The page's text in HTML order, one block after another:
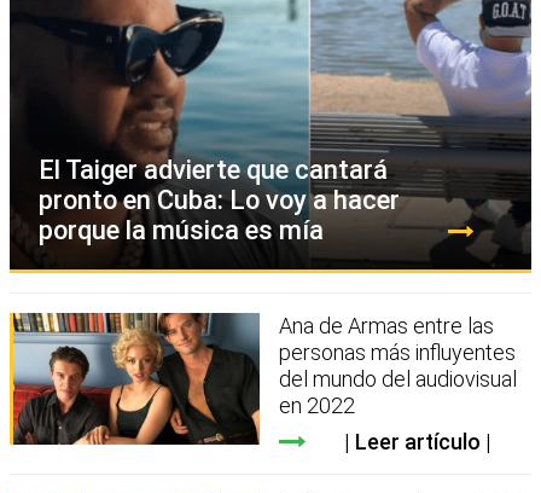
El Taiger advierte que cantará
pronto en Cuba: Lo voy a hacer
porque la música es mía
Ana de Armas entre las
personas más influyentes
del mundo del audiovisual
en 2022
Leer artículo